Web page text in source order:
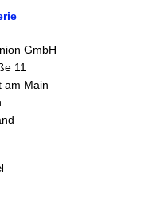
GmbH
11
am Main